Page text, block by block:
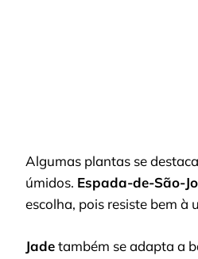
Algumas plantas se
úmidos. Espada-de-São-
escolha, pois resiste bem à
Jadetambém se adapta a